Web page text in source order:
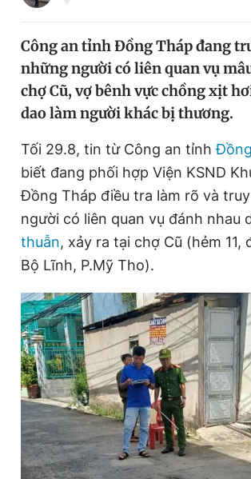
Video Magazine
Sản phẩm khác
Tiện ích Bạn cần
Thông tin tòa soạn Liên hệ
Đọc Thanh Niên trên điện thoại
Theo dõi báo trên
Đăng xuất
Công an tỉnh Đồng Tháp đang
những người có liên quan vụ
chợ Cũ, vợ bênh vực chồng xịt
dao làm người khác bị thương.
Tối 29.8, tin từ Công an tỉnh
biết đang phối hợp Viện KSND
Đồng Tháp điều tra làm rõ và
người có liên quan vụ đánh nhau
thuẫn, xảy ra tại chợ Cũ (hẻm 11,
Bộ Lĩnh, P.Mỹ Tho).